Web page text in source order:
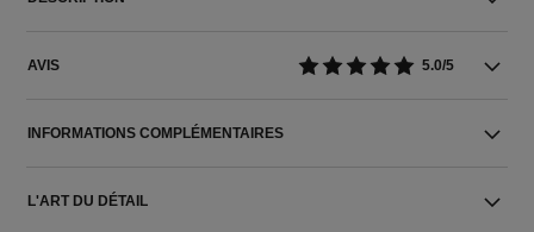
AVIS 5.0/5
INFORMATIONS COMPLÉMENTAIRES
L'ART DU DÉTAIL